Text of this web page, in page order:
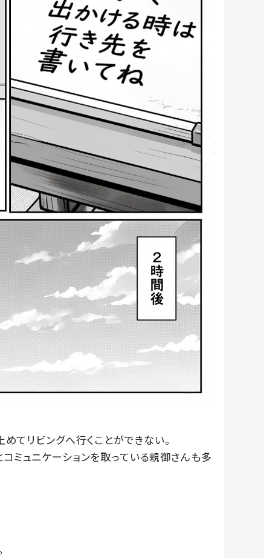
てリビングへ行くことができない。
ミュニケーションを取っている親御さんも多